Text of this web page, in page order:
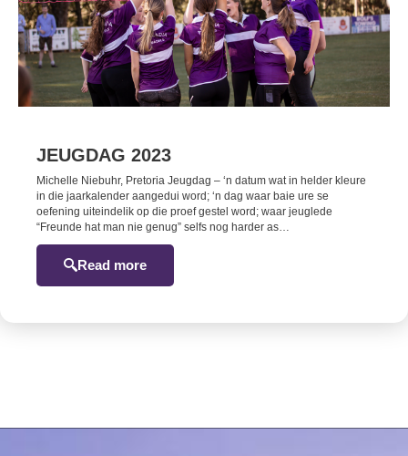
JEUGDAG 2023
Michelle Niebuhr, Pretoria Jeugdag – ‘n datum wat in helder kleure
in die jaarkalender aangedui word; ‘n dag waar baie ure se
oefening uiteindelik op die proef gestel word; waar jeuglede
“Freunde hat man nie genug” selfs nog harder as…
Read more